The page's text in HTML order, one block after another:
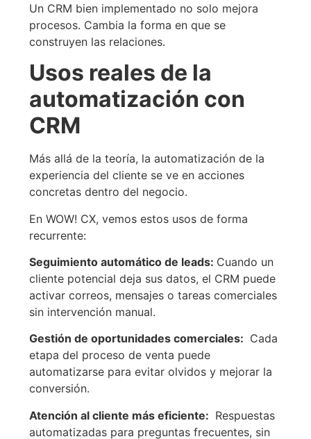
Un CRM bien implementado no solo mejora
procesos. Cambia la forma en que se
construyen las relaciones.
Usos reales de la
automatización con
CRM
Más allá de la teoría, la automatización de la
experiencia del cliente se ve en acciones
concretas dentro del negocio.
En WOW! CX, vemos estos usos de forma
recurrente:
Seguimiento automático de leads: Cuando un
cliente potencial deja sus datos, el CRM puede
activar correos, mensajes o tareas comerciales
sin intervención manual.
Gestión de oportunidades comerciales: Cada
etapa del proceso de venta puede
automatizarse para evitar olvidos y mejorar la
conversión.
Atención al cliente más eficiente: Respuestas
automatizadas para preguntas frecuentes, sin